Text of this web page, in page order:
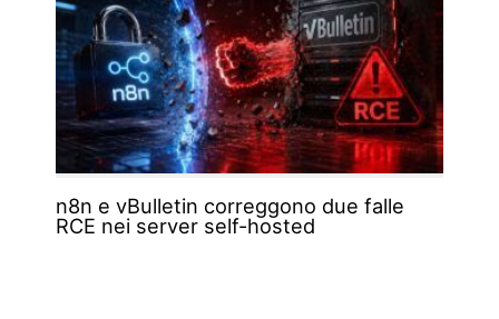
n8n e vBulletin correggono due falle
RCE nei server self-hosted